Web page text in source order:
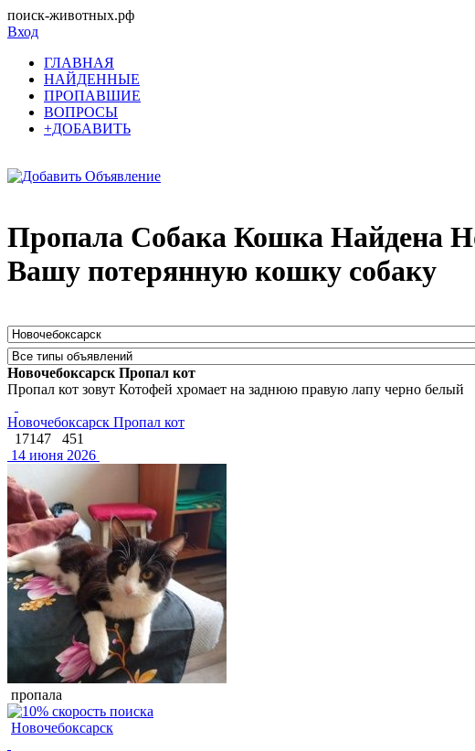
поиск-животных.рф
Вход
ГЛАВНАЯ
НАЙДЕННЫЕ
ПРОПАВШИЕ
ВОПРОСЫ
+ДОБАВИТЬ
Пропала Собака Кошка Найдена
Вашу потерянную кошку собаку
Новочебоксарск Пропал кот
Пропал кот зовут Котофей хромает на заднюю правую лапу черно белый
Новочебоксарск Пропал кот
17147
451
14 июня 2026
пропала
Новочебоксарск